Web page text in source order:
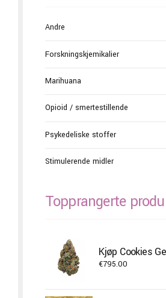
Andre
Forskningskjemikalier
Marihuana
Opioid / smertestillende
Psykedeliske stoffer
Stimulerende midler
Topprangerte
Kjøp Cookies
€795.00